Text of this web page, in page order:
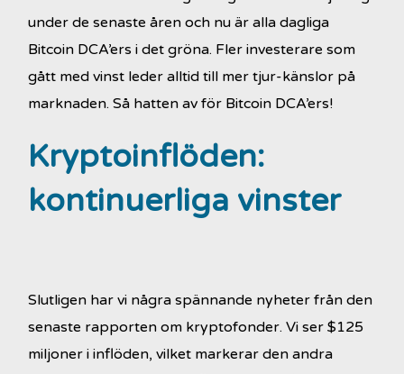
under de senaste åren och nu är alla dagliga
Bitcoin DCA’ers i det gröna. Fler investerare som
gått med vinst leder alltid till mer tjur-känslor på
marknaden. Så hatten av för Bitcoin DCA’ers!
Kryptoinflöden:
kontinuerliga vinster
Slutligen har vi några spännande nyheter från den
senaste rapporten om kryptofonder. Vi ser $125
miljoner i inflöden, vilket markerar den andra